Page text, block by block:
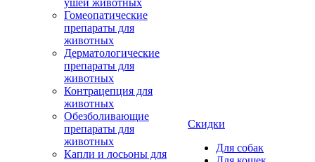
ушей животных
Гомеопатические
препараты для
животных
Дерматологические
препараты для
животных
Контрацепция для
животных
Обезболивающие
препараты для
животных
Капли и лосьоны для
Скидки
Для собак